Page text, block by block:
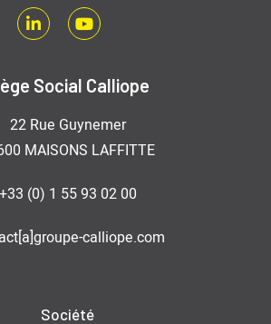
LinkedInYoutube
Social Calliope
22 Rue Guynemer
MAISONS LAFFITTE
+33 (0) 1 55 93 02 00
calliope.com
Société